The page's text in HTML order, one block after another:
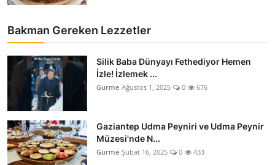
Bakman Gereken Lezzetler
Silik Baba Dünyayı Fethediyor Hemen
İzle! İzlemek ...
Gurme Ağustos 1, 2025 0 676
Gaziantep Udma Peyniri ve Udma Peynir
Müzesi'nde N...
Gurme Şubat 16, 2025 0 433